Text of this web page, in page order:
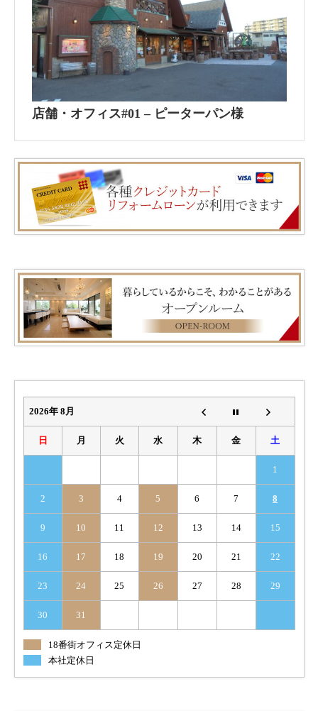
店舗・オフィス#01 – ピーターパン様
2026年 8月
日 月 火 水 木 金 土
1
2 3 4 5 6 7 8
9 10 11 12 13 14 15
16 17 18 19 20 21 22
23 24 25 26 27 28 29
30 31
18番街オフィス定休日
本社定休日